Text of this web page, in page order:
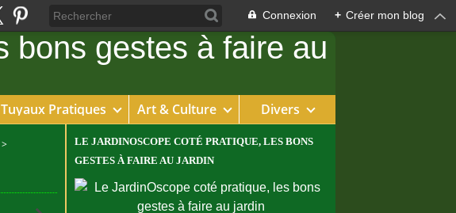
Connexion + Créer mon blog
Tuyaux Pratiques Art & Culture Divers
>
LE JARDINOSCOPE COTÉ PRATIQUE, LES BONS
GESTES À FAIRE AU JARDIN